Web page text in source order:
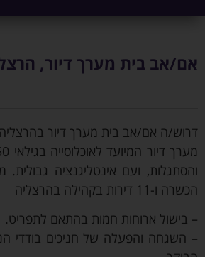
אם/אב בית מערך דיור, הרצליה
דרוש/ה אם/אב בית מערך דיור בהרצליה
והסתגלות, ועם אינטליגנציה גבולית.
הכשרה ו-11 דירות בקהילה בהרצליה
– בישול ארוחות חמות בהתאם לתפריט.
– השגחה והפעלה של חניכים בודדי